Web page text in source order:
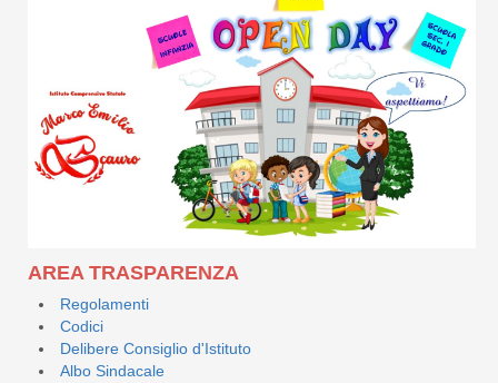
AREA TRASPARENZA
Regolamenti
Codici
Delibere Consiglio d'Istituto
Albo Sindacale